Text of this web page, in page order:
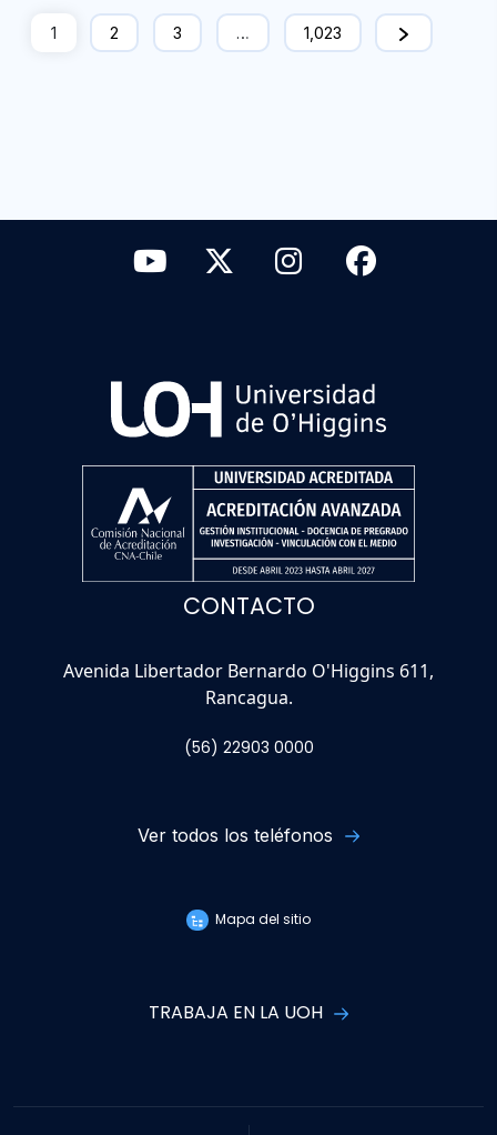
1 2 3 … 1,023
CONTACTO
Avenida Libertador Bernardo O'Higgins 611,
Rancagua.
(56) 22903 0000
Ver todos los teléfonos
Mapa del sitio
TRABAJA EN LA UOH